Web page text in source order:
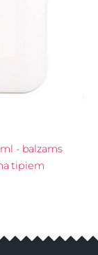
- balzams
tipiem